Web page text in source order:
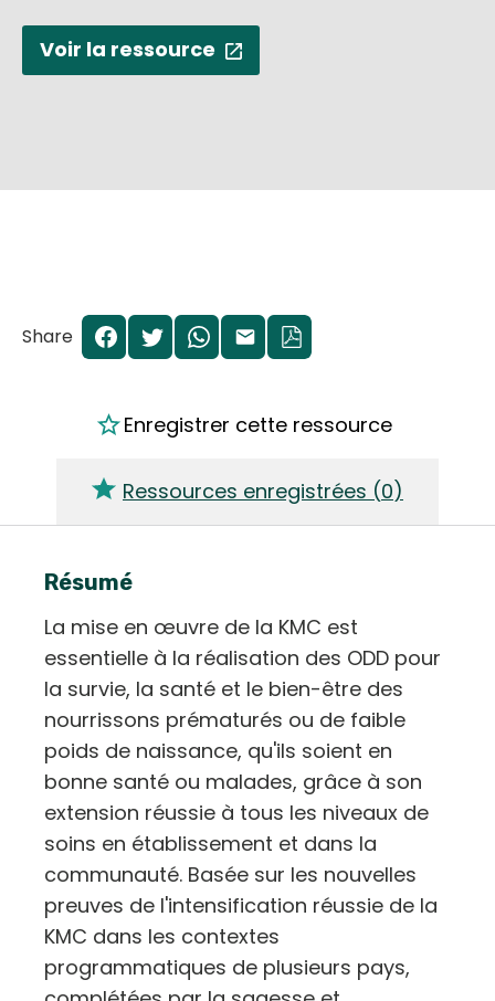
Voir la ressource
Share
Enregistrer cette ressource
Ressources enregistrées (0)
Résumé
La mise en œuvre de la KMC est
essentielle à la réalisation des ODD pour
la survie, la santé et le bien-être des
nourrissons prématurés ou de faible
poids de naissance, qu'ils soient en
bonne santé ou malades, grâce à son
extension réussie à tous les niveaux de
soins en établissement et dans la
communauté. Basée sur les nouvelles
preuves de l'intensification réussie de la
KMC dans les contextes
programmatiques de plusieurs pays,